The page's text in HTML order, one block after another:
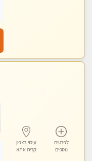
לפרטים
נוספים
עיסוי בצפון
קרית אתא